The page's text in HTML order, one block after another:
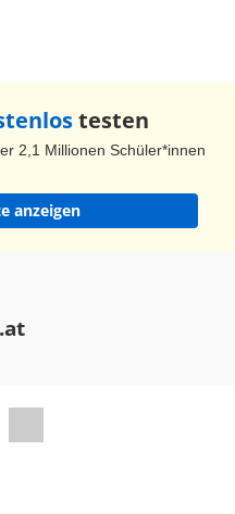
testen
2,1 Millionen Schüler*innen
anzeigen